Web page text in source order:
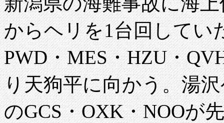
からヘリを1台回してい
PWD・MES・HZU・
り天狗平に向かう。湯
のGCS・OXK・NOOが